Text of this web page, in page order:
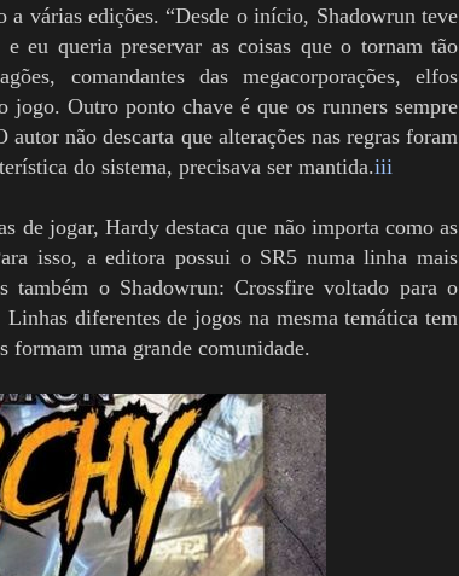
a várias edições. “Desde o início, Shadowrun teve
eu queria preservar as coisas que o tornam tão
comandantes das megacorporações, elfos
Outro ponto chave é que os runners sempre
não descarta que alterações nas regras foram
do sistema, precisava ser mantida.iii
de jogar, Hardy destaca que não importa como as
isso, a editora possui o SR5 numa linha mais
também o Shadowrun: Crossfire voltado para o
diferentes de jogos na mesma temática tem
formam uma grande comunidade.